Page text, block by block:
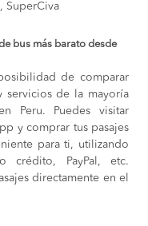
SuperCiva
bus más barato desde
de comparar
servicios de la mayoría
Peru. Puedes visitar
y comprar tus pasajes
para ti, utilizando
crédito, PayPal, etc.
directamente en el